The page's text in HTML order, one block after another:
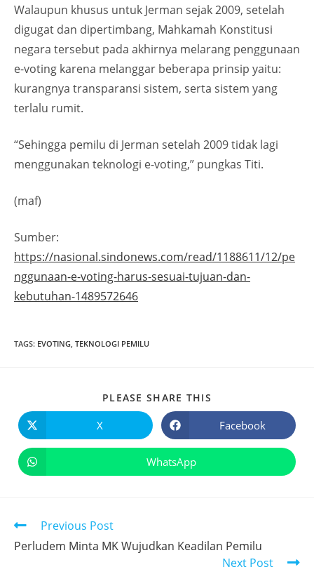
Walaupun khusus untuk Jerman sejak 2009, setelah
digugat dan dipertimbang, Mahkamah Konstitusi
negara tersebut pada akhirnya melarang penggunaan
e-voting karena melanggar beberapa prinsip yaitu:
kurangnya transparansi sistem, serta sistem yang
terlalu rumit.
“Sehingga pemilu di Jerman setelah 2009 tidak lagi
menggunakan teknologi e-voting,” pungkas Titi.
(maf)
Sumber:
https://nasional.sindonews.com/read/1188611/12/pe
nggunaan-e-voting-harus-sesuai-tujuan-dan-
kebutuhan-1489572646
TAGS: EVOTING, TEKNOLOGI PEMILU
PLEASE SHARE THIS
X Facebook
WhatsApp
Previous Post
Perludem Minta MK Wujudkan Keadilan Pemilu
Next Post